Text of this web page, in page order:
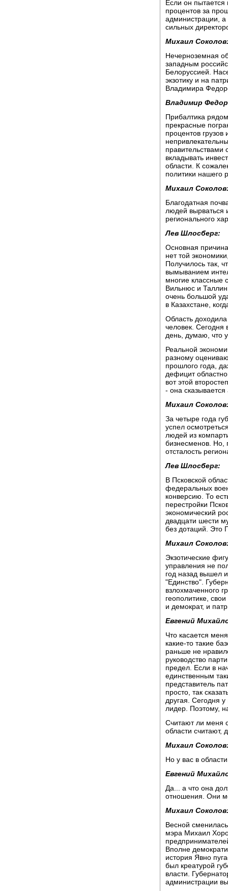
Если он пытается
процентов за
администрации, а
сильных
Михаил
Нечерноземная
западным
Белоруссией.
экзотику и на
Владимира
Владимир
Прибалтика
прекрасные
процентов
правительствами
вкладывать
области. К
политики нашего
Михаил
Благодатная
людей вырваться
регионального
Лев Шлосберг:
Основная
нет той
Получилось так,
вымыванием
многие классные
Вильнюс и
очень большой
в Казахстане,
Область
человек. Сегодня
день, думаю, что
Реальной
разному
прошлого года,
дефицит
вот этой
- она
Михаил
За четыре года
успел
людей из
бизнесменов. Но,
отсталость
Лев Шлосберг:
В Псковской
федеральных
конверсию. То
перестройки
экономический
двадцати шести
без дотаций. Это
Михаил
Экзотические
управления не
год назад вышел
"Единство".
взлохмаченного
геополитике,
и демократ, и
Евгений
Что касается
какие-то такие
раньше не
руководство
предел. Если в
единственным
представитель
просто, так
другая. Сегодня
лидер. Поэтому,
Считают ли меня
области считают,
Михаил
Но у вас в
Евгений
Да... а что она
отношения. Они
Михаил
Весной
мэра Михаил
Вполне
история Явно
был креатурой
власти.
администрации